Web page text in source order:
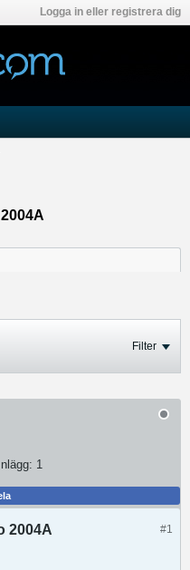
Logga in eller registrera dig
Filter
Inlägg: 1
#1
2004A